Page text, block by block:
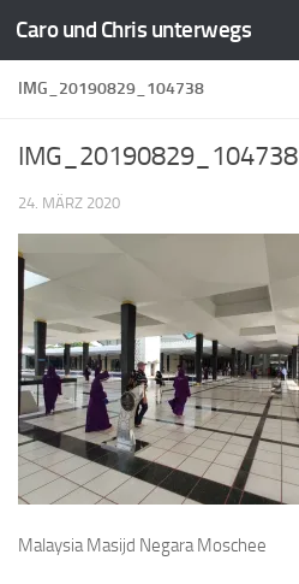
Zum Inhalt springen
Caro und Chris unterwegs
IMG_20190829_104738
IMG_20190829_104738
24. MÄRZ 2020
Malaysia Masijd Negara Moschee